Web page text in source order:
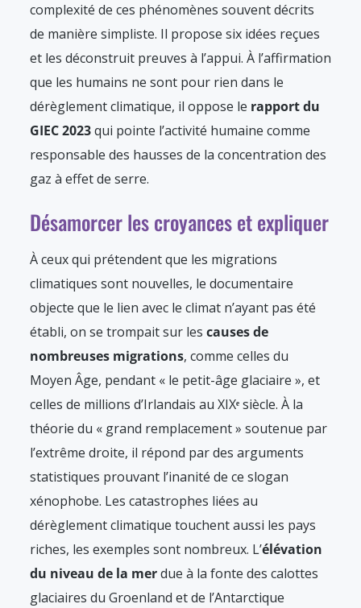
complexité de ces phénomènes souvent décrits
de manière simpliste. Il propose six idées reçues
et les déconstruit preuves à l’appui. À l’affirmation
que les humains ne sont pour rien dans le
dérèglement climatique, il oppose le rapport du
GIEC 2023qui pointe l’activité humaine comme
responsable des hausses de la concentration des
gaz à effet de serre.
Désamorcer les croyances et expliquer
À ceux qui prétendent que les migrations
climatiques sont nouvelles, le documentaire
objecte que le lien avec le climat n’ayant pas été
établi, on se trompait sur les causes de
nombreuses migrations, comme celles du
Moyen Âge, pendant « le petit-âge glaciaire », et
celles de millions d’Irlandais au XIXᵉsiècle. À la
théorie du « grand remplacement » soutenue par
l’extrême droite, il répond par des arguments
statistiques prouvant l’inanité de ce slogan
xénophobe. Les catastrophes liées au
dérèglement climatique touchent aussi les pays
riches, les exemples sont nombreux. L’élévation
du niveau de la merdue à la fonte des calottes
glaciaires du Groenland et de l’Antarctique